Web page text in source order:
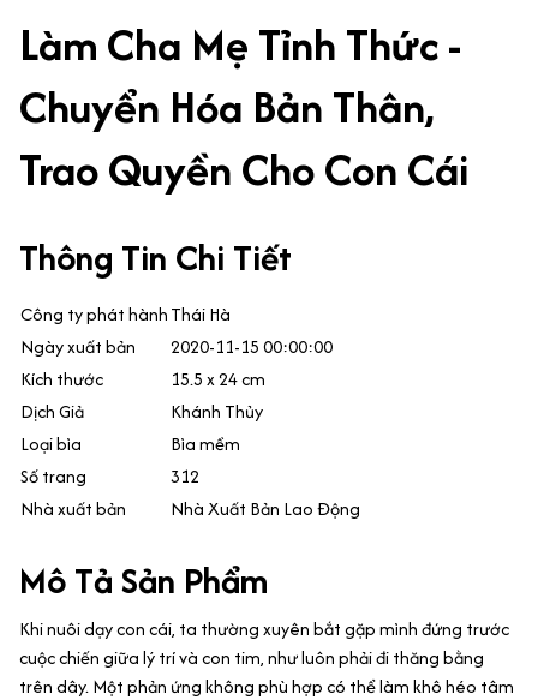
Làm Cha Mẹ Tỉnh Thức -
Chuyển Hóa Bản Thân,
Trao Quyền Cho Con Cái
Thông Tin Chi Tiết
Công ty phát hànhThái Hà
Ngày xuất bản
2020-11-15 00:00:00
Kích thước
15.5 x 24 cm
Dịch Giả
Khánh Thủy
Loại bìa
Bìa mềm
Số trang
312
Nhà xuất bản
Nhà Xuất Bản Lao Động
Mô Tả Sản Phẩm
Khi nuôi dạy con cái, ta thường xuyên bắt gặp mình đứng trước
cuộc chiến giữa lý trí và con tim, như luôn phải đi thăng bằng
trên dây. Một phản ứng không phù hợp có thể làm khô héo tâm